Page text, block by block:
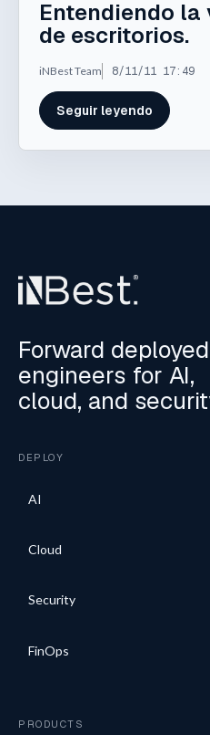
Entendiendo
de escritorios.
iNBest Team 8/11/11 17:49
Seguir leyendo
Forward deployed
engineers for AI,
cloud, and
DEPLOY
AI
Cloud
Security
FinOps
PRODUCTS